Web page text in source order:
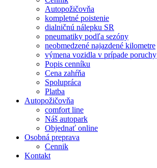
Autopožičovňa
kompletné poistenie
dialničnú nálepku SR
pneumatiky podľa sezóny
neobmedzené najazdené kilometre
výmena vozidla v prípade poruchy
Popis cenníku
Cena zahŕňa
Spolupráca
Platba
Autopožičovňa
comfort line
Náš autopark
Objednať online
Osobná preprava
Cennik
Kontakt